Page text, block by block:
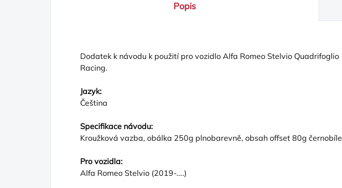
Popis
Dodatek k návodu k použití pro vozidlo Alfa Romeo Stelvio Quadrifoglio
Racing.
Jazyk:
Čeština
Specifikace návodu:
Kroužková vazba, obálka 250g plnobarevně, obsah offset 80g černobíle
Pro vozidla:
Alfa Romeo Stelvio (2019-....)